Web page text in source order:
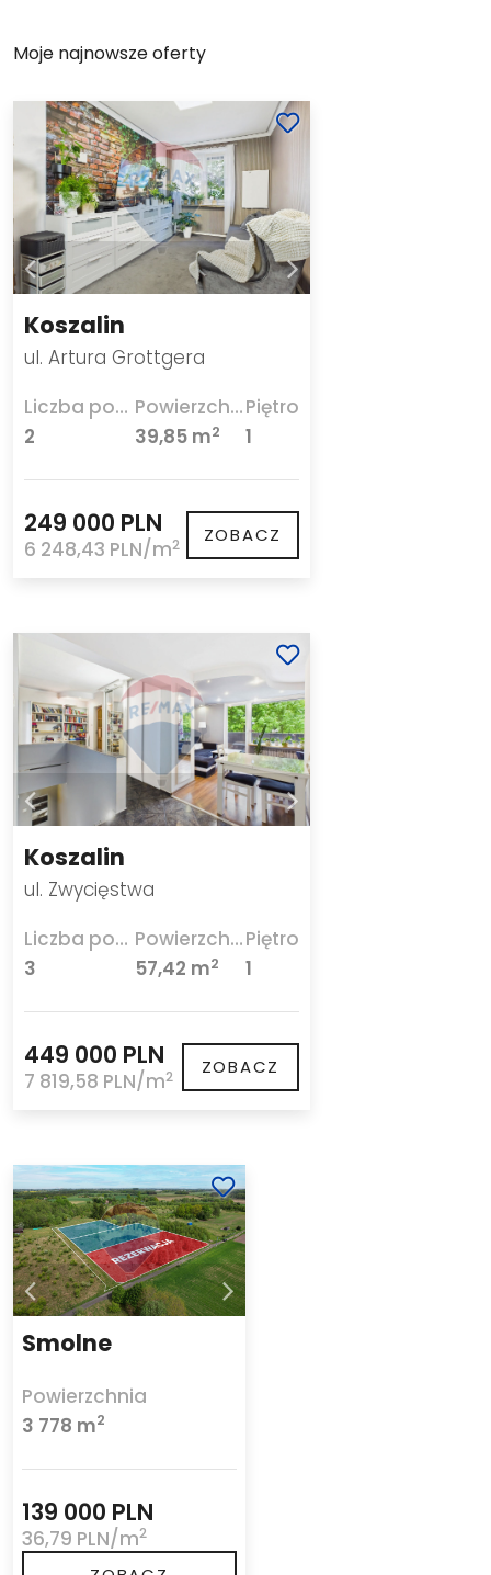
Moje najnowsze oferty
Koszalin
ul. Artura Grottgera
Liczba pokoi
2
Powierzchnia
39,85 m2
Piętro
1
249 000 PLN
6 248,43 PLN/m2 ZOBACZ
Koszalin
ul. Zwycięstwa
Liczba pokoi
3
Powierzchnia
57,42 m2
Piętro
1
449 000 PLN
7 819,58 PLN/m2 ZOBACZ
Smolne
Powierzchnia
3 778 m2
139 000 PLN
36,79 PLN/m2